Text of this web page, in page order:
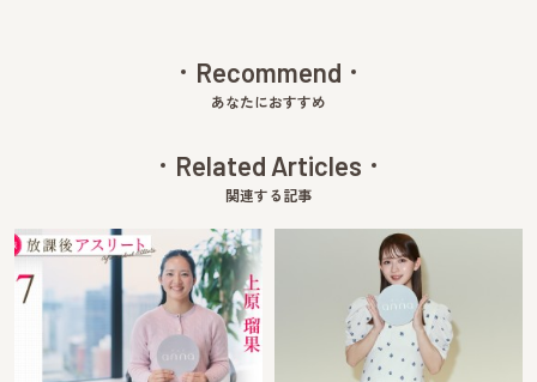
Recommend
あなたにおすすめ
Related Articles
関連する記事